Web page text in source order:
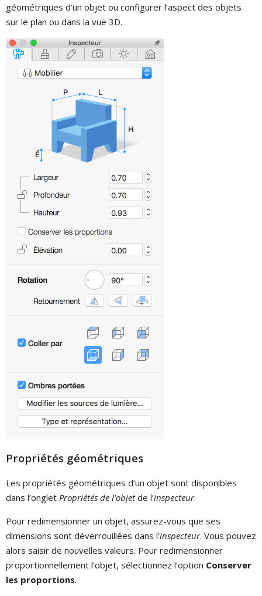
géométriques d’un objet ou configurer l’aspect des objets
sur le plan ou dans la vue 3D.
Propriétés géométriques
Les propriétés géométriques d’un objet sont disponibles
dans l’onglet Propriétés de l’objetde l’inspecteur.
Pour redimensionner un objet, assurez-vous que ses
dimensions sont déverrouillées dans l’inspecteur. Vous pouvez
alors saisir de nouvelles valeurs. Pour redimensionner
proportionnellement l’objet, sélectionnez l’option Conserver
les proportions.